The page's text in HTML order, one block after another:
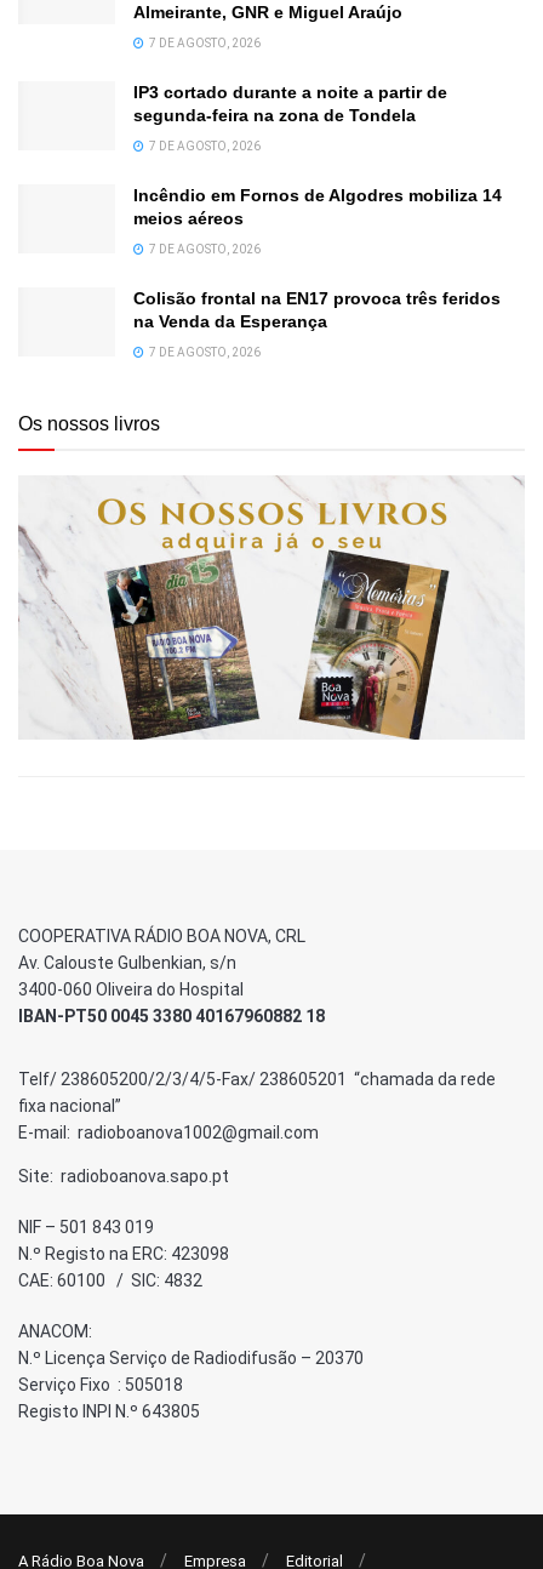
Almeirante, GNR e Miguel Araújo
7 DE AGOSTO, 2026
IP3 cortado durante a noite a partir de
segunda-feira na zona de Tondela
7 DE AGOSTO, 2026
Incêndio em Fornos de Algodres mobiliza 14
meios aéreos
7 DE AGOSTO, 2026
Colisão frontal na EN17 provoca três feridos
na Venda da Esperança
7 DE AGOSTO, 2026
Os nossos livros
COOPERATIVA RÁDIO BOA NOVA, CRL
Av. Calouste Gulbenkian, s/n
3400-060 Oliveira do Hospital
IBAN-PT50 0045 3380 40167960882 18
Telf/ 238605200/2/3/4/5-Fax/ 238605201 “chamada da rede
fixa nacional”
E-mail: radioboanova1002@gmail.com
Site: radioboanova.sapo.pt
NIF – 501 843 019
N.º Registo na ERC: 423098
CAE: 60100 / SIC: 4832
ANACOM:
N.º Licença Serviço de Radiodifusão – 20370
Serviço Fixo : 505018
Registo INPI N.º 643805
A Rádio Boa Nova Empresa Editorial